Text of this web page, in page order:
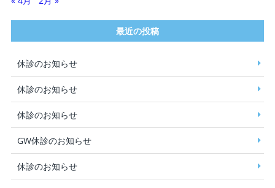
最近の投稿
休診のお知らせ
休診のお知らせ
休診のお知らせ
GW休診のお知らせ
休診のお知らせ